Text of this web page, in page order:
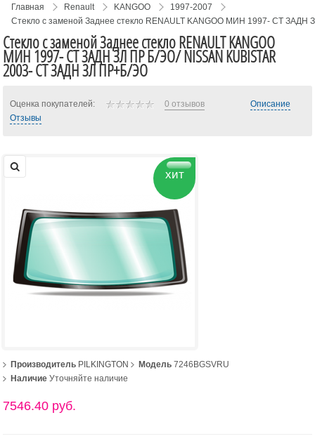
Главная Renault KANGOO
1997-2007
Стекло с заменой Заднее стекло RENAULT KANGOO МИН 1997- СТ
Стекло с заменой Заднее стекло RENAULT KANGOO
МИН 1997- СТ ЗАДН ЗЛ ПР Б/ЭО/ NISSAN KUBISTAR
2003- СТ ЗАДН ЗЛ ПР+Б/ЭО
Оценка покупателей: 0 отзывов
Описание
Отзывы
хит
Производитель PILKINGTON Модель 7246BGSVRU
Наличие Уточняйте наличие
7546.40 руб.